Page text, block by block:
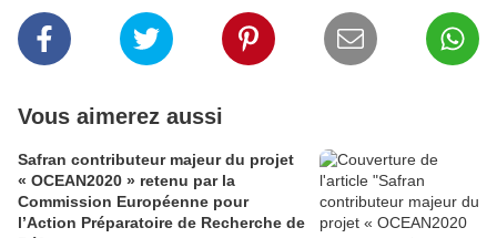
Vous aimerez aussi
Safran contributeur majeur du projet
« OCEAN2020 » retenu par la
Commission Européenne pour
l’Action Préparatoire de Recherche de